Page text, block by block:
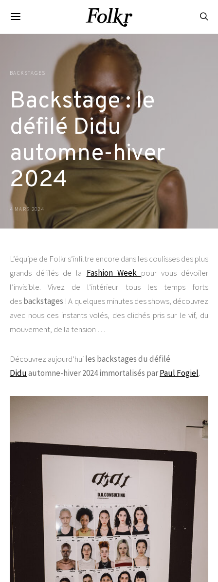
BACKSTAGES
Backstage : le
défilé Didu
automne-hiver
2024
4 MARS 2024
L’équipe de Folkr s’infiltre encore dans les coulisses des plus
grands défilés de la Fashion Week pour vous dévoiler
l’invisible. Vivez de l’intérieur tous les temps forts
desbackstages ! A quelques minutes des shows, découvrez
avec nous ces instants volés, des clichés pris sur le vif, du
mouvement, de la tension …
Découvrez aujourd’huiles backstages du défilé
Diduautomne-hiver2024 immortalisés parPaul Fogiel.